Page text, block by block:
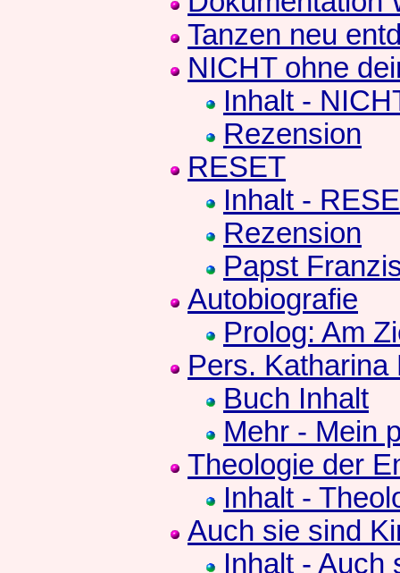
Tanzen neu
NICHT ohne
Inhalt -
Rezension
RESET
Inhalt -
Rezension
Papst
Autobiografie
Prolog: Am
Pers. Katharina
Buch Inhalt
Mehr - Mein
Theologie der
Inhalt -
Auch sie sind
Inhalt - Auch